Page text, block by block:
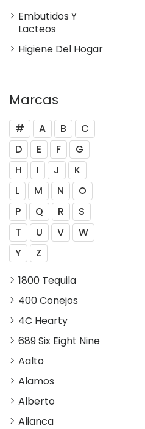
Embutidos Y
Lacteos
Higiene Del Hogar
Marcas
# A B
C
D
E F
G
H
I J
K
L
M N
O
P
Q R
S
T
U V
W
Y
Z
1800 Tequila
400 Conejos
4C Hearty
689 Six Eight Nine
Aalto
Alamos
Alberto
Alianca